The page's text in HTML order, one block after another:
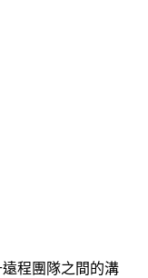
程團隊之間的溝